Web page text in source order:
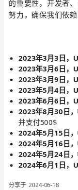
的重要性。开发者
努力，确保我们依
2023年3月3日，
2023年3月6日，
2023年3月9日，
2023年5月4日，
2023年6月6日，
2023年8月30日
并支付500$
2024年5月15日
2024年5月16日
2024年5月24日
2024年6月1日，
分享于 2024-06-18